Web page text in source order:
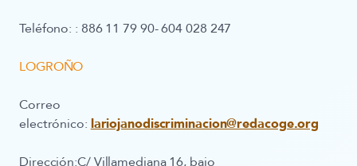
Teléfono: : 886 11 79 90- 604 028 247
LOGROÑO
Correo
electrónico: lariojanodiscriminacion@redacoge.org
Dirección:C/ Villamediana 16, bajo